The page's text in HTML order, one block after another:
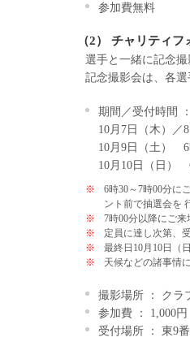
参加費無料
（2） チャリティ
選手と一緒に記念
記念撮影会は、各
期間／受付時間 ：
10月7日（木）
10月9日（土） 6
10月10日（日）
※
6時30～7時00分に
ント前で抽選会を
※
7時00分以降にご
※
定員に達し次第、
※
最終日10月10日（
※
天候などの諸事情
撮影場所 ： クラ
参加費 ： 1,000
受付場所 ： 東9